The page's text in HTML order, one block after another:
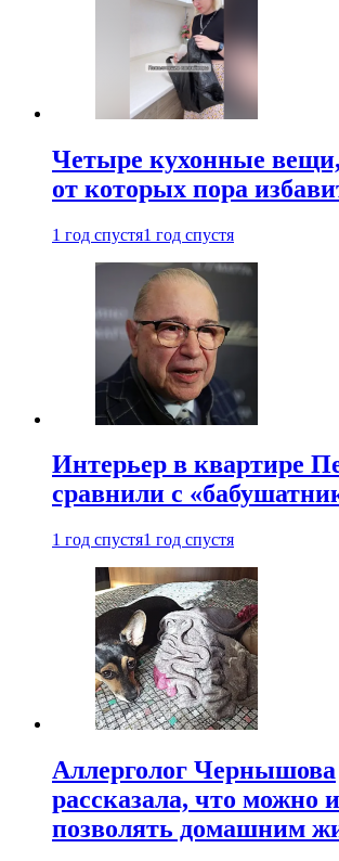
Четыре кухонные вещи,
от которых пора
1 год спустя1 год спустя
Интерьер в квартире
сравнили с
1 год спустя1 год спустя
Аллерголог Чернышова
рассказала, что можно
позволять домашним